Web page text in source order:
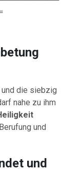
und die siebzig
nahe zu ihm
und
und